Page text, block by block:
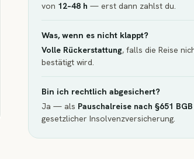
von 12–48 h — erst dann zahlst du.
Was, wenn es nicht klappt?
Volle Rückerstattung, falls die Reise
bestätigt wird.
Bin ich rechtlich abgesichert?
Ja — als Pauschalreise nach §651 BGB
gesetzlicher Insolvenzversicherung.